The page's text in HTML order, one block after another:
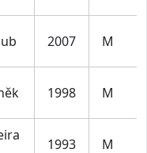
2007 M
1998 M
1993 M